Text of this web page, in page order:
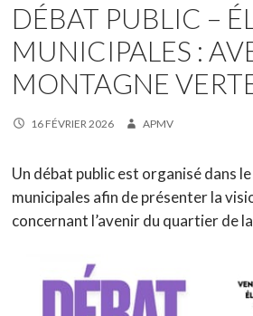
DÉBAT PUBLIC –
MUNICIPALES :
MONTAGNE
16 FÉVRIER 2026 APMV
Un débat public est organisé dans
municipales afin de présenter la
concernant l’avenir du quartier de